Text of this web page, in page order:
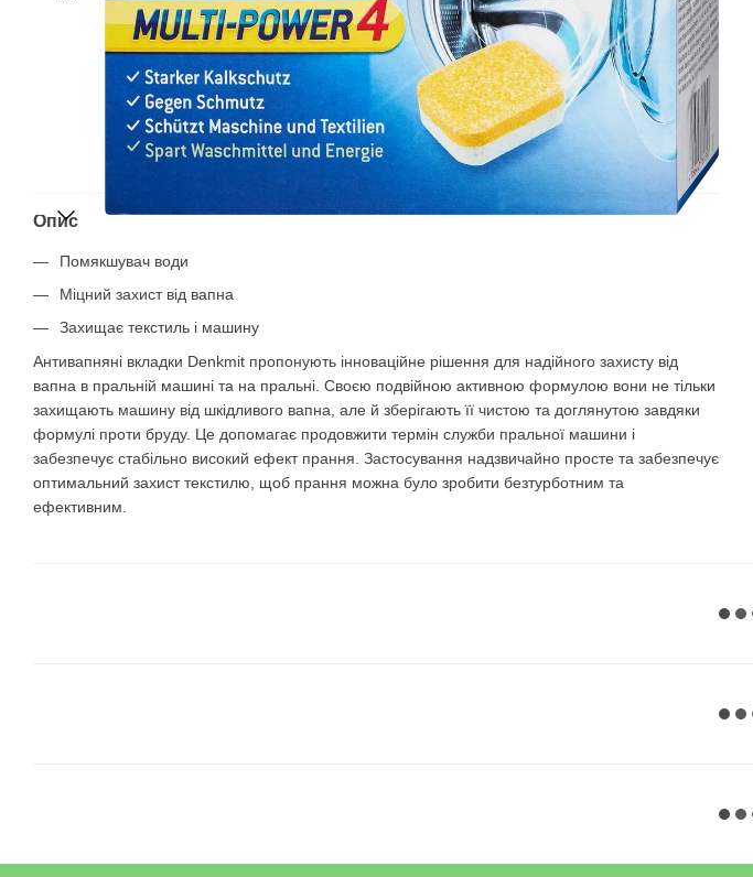
Опис
Помякшувач води
Міцний захист від вапна
Захищає текстиль і машину
Антивапняні вкладки Denkmit пропонують інноваційне рішення для надійного захисту від
вапна в пральній машині та на пральні. Своєю подвійною активною формулою вони не тільки
захищають машину від шкідливого вапна, але й зберігають її чистою та доглянутою завдяки
формулі проти бруду. Це допомагає продовжити термін служби пральної машини і
забезпечує стабільно високий ефект прання. Застосування надзвичайно просте та забезпечує
оптимальний захист текстилю, щоб прання можна було зробити безтурботним та
ефективним.